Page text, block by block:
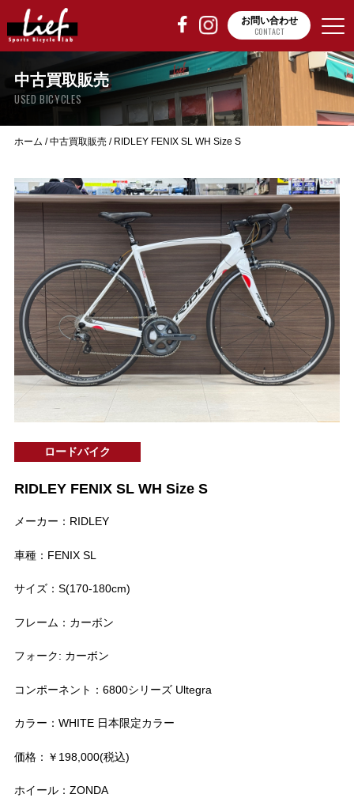
お問い合わせ
CONTACT
中古買取販売
USED BICYCLES
ホーム /中古買取販売/ RIDLEY FENIX SL WH Size S
ロードバイク
RIDLEY FENIX SL WH Size S
メーカー：RIDLEY
車種：FENIX SL
サイズ：S(170-180cm)
フレーム：カーボン
フォーク: カーボン
コンポーネント：6800シリーズ Ultegra
カラー：WHITE 日本限定カラー
価格：￥198,000(税込)
ホイール：ZONDA